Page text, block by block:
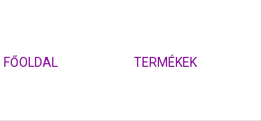
FŐOLDAL TERMÉKEK